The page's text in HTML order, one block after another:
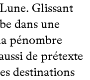
Glissant
dans une
pénombre
de prétexte
destinations